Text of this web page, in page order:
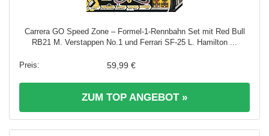
Carrera GO Speed Zone – Formel-1-Rennbahn Set mit Red Bull
RB21 M. Verstappen No.1 und Ferrari SF-25 L. Hamilton ...
59,99 €
ZUM TOP ANGEBOT »